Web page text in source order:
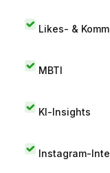
Likes- &
MBTI
KI-Insights
Instagram-